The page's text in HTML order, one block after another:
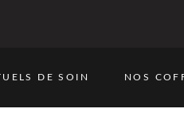
DE SOIN NOS